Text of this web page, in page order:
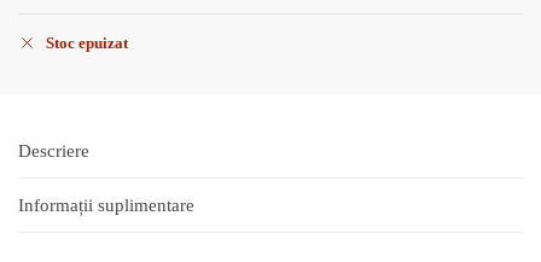
Stoc epuizat
Descriere
Informații suplimentare